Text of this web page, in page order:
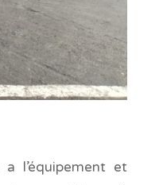
a l’équipement et